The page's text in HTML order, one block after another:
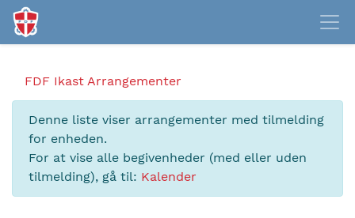
FDF Ikast Arrangementer
Denne liste viser arrangementer med tilmelding
for enheden.
For at vise alle begivenheder (med eller uden
tilmelding), gå til: Kalender